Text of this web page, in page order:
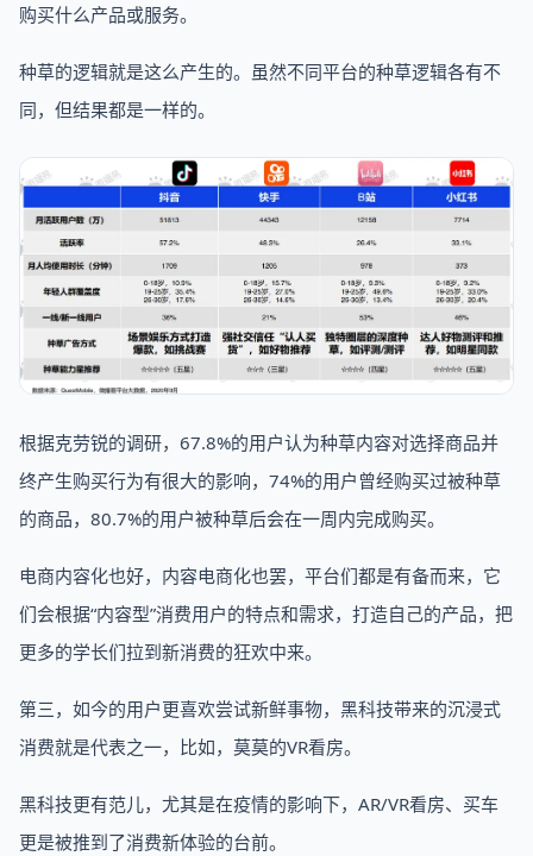
购买什么产品或服务。
种草的逻辑就是这么产生的。虽然不同平台的种草逻辑各有不
同，但结果都是一样的。
根据克劳锐的调研，67.8%的用户认为种草内容对选择商品并
终产生购买行为有很大的影响，74%的用户曾经购买过被种草
的商品，80.7%的用户被种草后会在一周内完成购买。
电商内容化也好，内容电商化也罢，平台们都是有备而来，它
们会根据“内容型”消费用户的特点和需求，打造自己的产品，把
更多的学长们拉到新消费的狂欢中来。
第三，如今的用户更喜欢尝试新鲜事物，黑科技带来的沉浸式
消费就是代表之一，比如，莫莫的VR看房。
黑科技更有范儿，尤其是在疫情的影响下，AR/VR看房、买车
更是被推到了消费新体验的台前。